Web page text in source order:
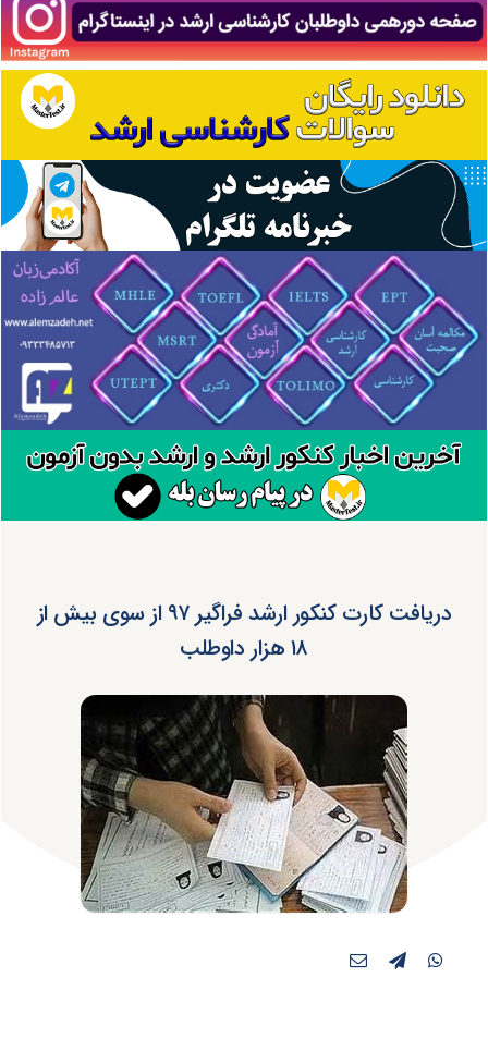
دریافت کارت کنکور ارشد فراگیر ۹۷ از سوی بیش از
۱۸ هزار داوطلب